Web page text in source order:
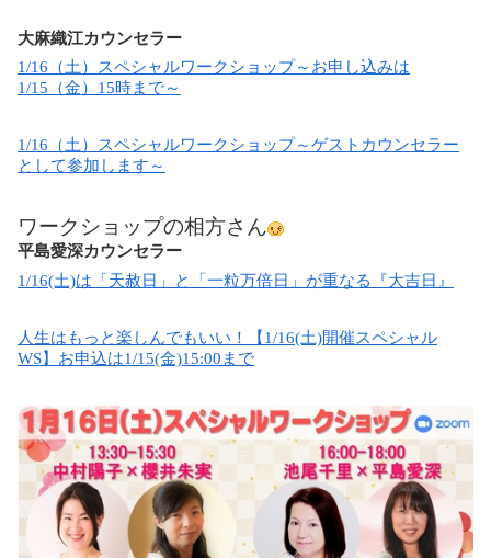
大麻織江カウンセラー
1/16（土）スペシャルワークショップ～お申し込みは
1/15（金）15時まで～
1/16（土）スペシャルワークショップ～ゲストカウンセラー
として参加します～
ワークショップの相方さん
平島愛深カウンセラー
1/16(土)は「天赦日」と「一粒万倍日」が重なる『大吉日』
人生はもっと楽しんでもいい！【1/16(土)開催スペシャル
WS】お申込は1/15(金)15:00まで